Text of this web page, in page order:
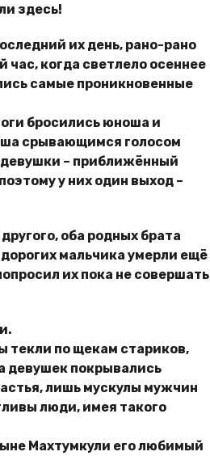
здесь!
их день, рано-рано
когда светлело осеннее
самые проникновенные
бросились юноша и
срывающимся голосом
девушки – приближённый
у них один выход –
оба родных брата
мальчика умерли ещё
их пока не совершать
текли по щекам стариков,
девушек покрывались
лишь мускулы мужчин
люди, имея такого
Махтумкули его любимый